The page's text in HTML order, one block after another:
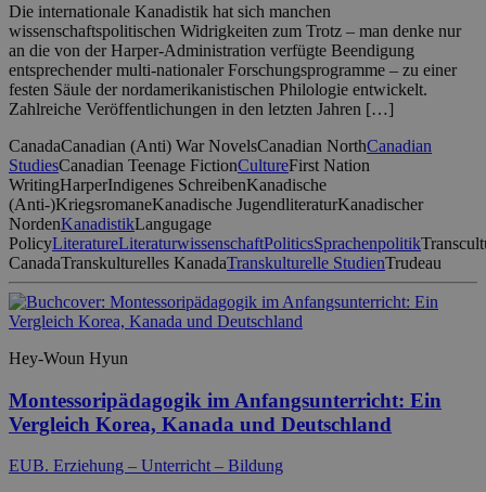
Die internationale Kanadistik hat sich manchen
wissenschaftspolitischen Widrigkeiten zum Trotz – man denke nur
an die von der Harper-Administration verfügte Beendigung
entsprechender multi-nationaler Forschungsprogramme – zu einer
festen Säule der nordamerikanistischen Philologie entwickelt.
Zahlreiche Veröffentlichungen in den letzten Jahren […]
CanadaCanadian (Anti) War NovelsCanadian NorthCanadian
StudiesCanadian Teenage FictionCultureFirst Nation
WritingHarperIndigenes SchreibenKanadische
(Anti-)KriegsromaneKanadische JugendliteraturKanadischer
NordenKanadistikLangugage
PolicyLiteratureLiteraturwissenschaftPoliticsSprachenpolitik
CanadaTranskulturelles KanadaTranskulturelle StudienTrudeau
Hey-Woun Hyun
Montessoripädagogik im Anfangsunterricht: Ein
Vergleich Korea, Kanada und Deutschland
EUB. Erziehung – Unterricht – Bildung